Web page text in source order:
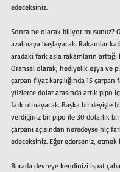
edeceksiniz.
Sonra ne olacak biliyor musunuz?
azalmaya başlayacak. Rakamlar
aradaki fark asla rakamların
Oransal olarak; hediyelik eşya ve
çarpan fiyat karşılığında 15 çarpan
yüzlerce dolar arasında artık pipo
fark olmayacak. Başka bir deyişle
verdiğiniz bir pipo ile 30 dolarlık
çarpanı açısından neredeyse hiç
edeceksiniz. Eğer ederseniz, etmek
Burada devreye kendinizi ispat